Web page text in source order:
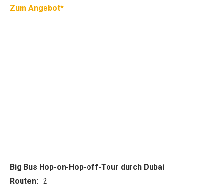
Zum Angebot*
Big Bus Hop-on-Hop-off-Tour durch Dubai
Routen: 2